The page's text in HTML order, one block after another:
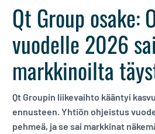
Qt Group osake:
vuodelle 2026 sai
markkinoilta
Qt Groupin liikevaihto kääntyi
ennusteen. Yhtiön ohjeistus
pehmeä, ja se sai markkinat